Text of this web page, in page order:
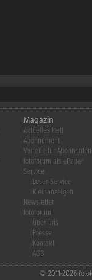
Magazin
Aktuelles Heft
Abonnement
Vorteile für Abonnenten
fotoforum als ePaper
Service
Leser-Service
Kleinanzeigen
Newsletter
fotoforum
Über uns
Presse
Kontakt
AGB
© 2011-2026